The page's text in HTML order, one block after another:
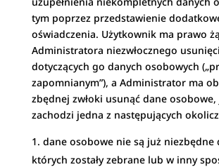
tym poprzez przedstawienie
oświadczenia. Użytkownik ma prawo
Administratora niezwłocznego
dotyczących go danych osobowych
zapomnianym”), a Administrator ma
zbędnej zwłoki usunąć dane osobowe,
zachodzi jedna z następujących
dane osobowe nie są już niezbędne
których zostały zebrane lub w inny